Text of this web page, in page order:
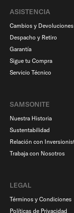
ASISTENCIA
Cambios y Devoluciones
Despacho y Retiro
Garantía
Sigue tu Compra
Servicio Técnico
SAMSONITE
Nuestra Historia
Sustentabilidad
Relación con
Trabaja con Nosotros
LEGAL
Términos y Condiciones
Políticas de Privacidad